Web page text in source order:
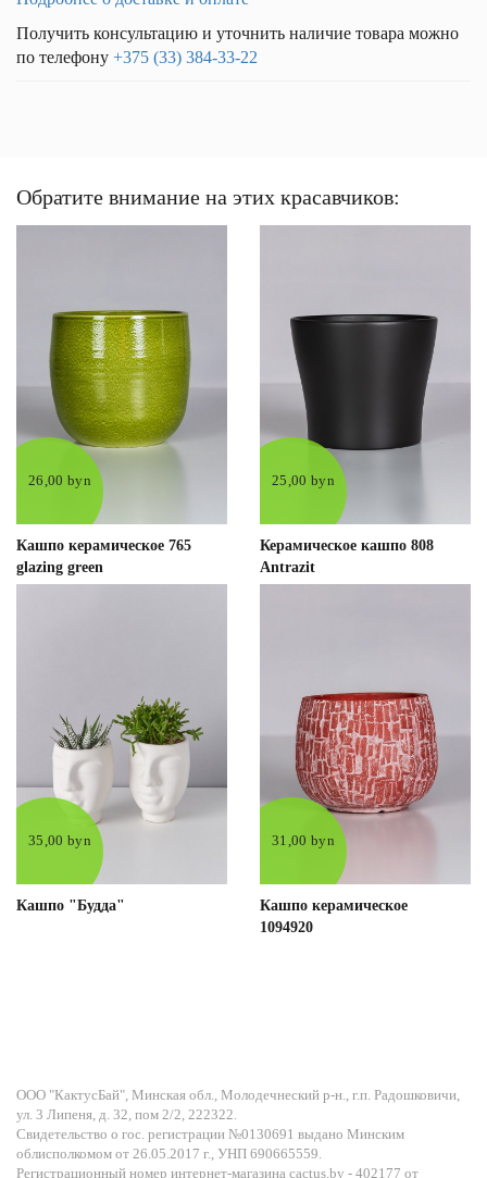
Получить консультацию и уточнить наличие товара можно
по телефону +375 (33) 384-33-22
Обратите внимание на этих красавчиков:
26,00 byn
Кашпо керамическое 765
glazing green
25,00 byn
Керамическое кашпо 808
Antrazit
35,00 byn
Кашпо "Будда"
31,00 byn
Кашпо керамическое
1094920
ООО "КактусБай", Минская обл., Молодечнеский р-н., г.п. Радошковичи,
ул. 3 Липеня, д. 32, пом 2/2, 222322.
Свидетельство о гос. регистрации №0130691 выдано Минским
облисполкомом от 26.05.2017 г., УНП 690665559.
Регистрационный номер интернет-магазина cactus.by - 402177 от